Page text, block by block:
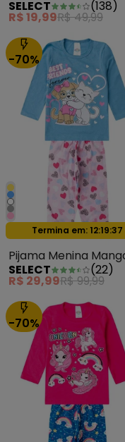
Brilha no Escuro Cinza
SELECT (138)
R$ 19,99R$ 49,99
-70%
Oferta relâmpago
Termina em: 12:19:35
Pijama Menina
Longa Meia Malha Azul
SELECT (22)
R$ 29,99R$ 99,99
-70%